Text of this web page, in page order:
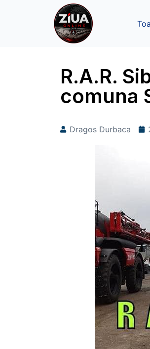
R.A.R.
comuna
Dragos Durbaca